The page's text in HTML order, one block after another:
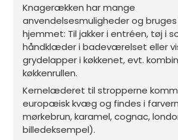
Knagerækken har mange
anvendelsesmuligheder og bruges
hjemmet: Til jakker i entréen, tøj i
håndklæder i badeværelset eller
grydelapper i køkkenet, evt.
køkkenrullen.
Kernelæderet til stropperne
europæisk kvæg og findes i
mørkebrun, karamel, cognac,
billedeksempel).